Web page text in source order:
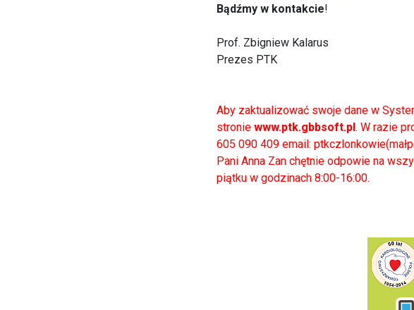
Bądźmy w kontakcie!
Prof. Zbigniew Kalarus
Prezes PTK
Aby zaktualizować swoje dane w
stronie www.ptk.gbbsoft.pl . W razie
605 090 409 email:
Pani Anna Zan chętnie odpowie na
piątku w godzinach 8:00-16:00.